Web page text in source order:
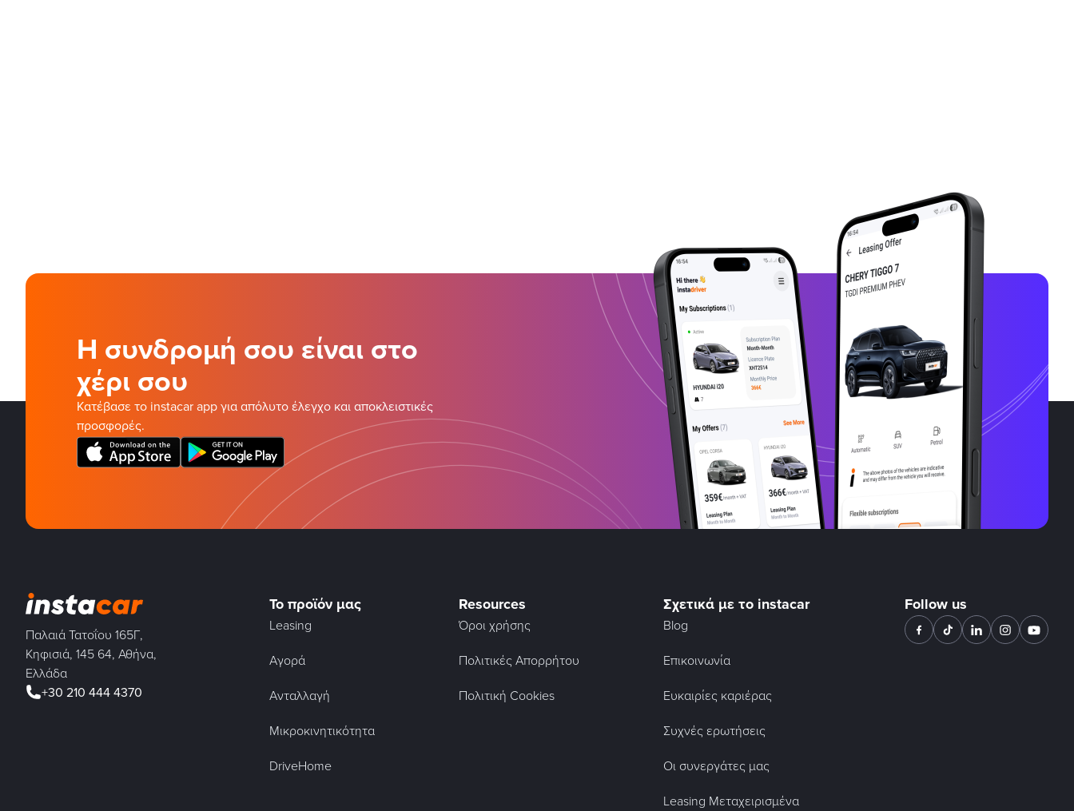
Η συνδρομή σου είναι στο
χέρι σου
Κατέβασε το instacar app για απόλυτο έλεγχο και αποκλειστικές
προσφορές.
Παλαιά Τατοΐου 165Γ,
Κηφισιά, 145 64, Αθήνα,
Ελλάδα
+30 210 444 4370
Το προϊόν μας
Leasing
Αγορά
Ανταλλαγή
Μικροκινητικότητα
DriveHome
Resources
Όροι χρήσης
Πολιτικές Απορρήτου
Πολιτική Cookies
Σχετικά με το instacar
Blog
Επικοινωνία
Ευκαιρίες καριέρας
Συχνές ερωτήσεις
Οι συνεργάτες μας
Leasing Μεταχειρισμένα
Follow us